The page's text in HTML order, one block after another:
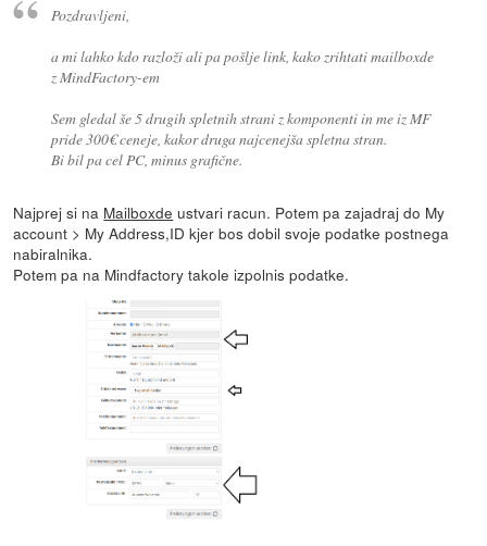
Pozdravljeni,
a mi lahko kdo razloži ali pa pošlje link, kako zrihtati mailboxde
z MindFactory-em
Sem gledal še 5 drugih spletnih strani z komponenti in me iz MF
pride 300€ ceneje, kakor druga najcenejša spletna stran.
Bi bil pa cel PC, minus grafične.
Najprej si na Mailboxde ustvari racun. Potem pa zajadraj do My
account > My Address,ID kjer bos dobil svoje podatke postnega
nabiralnika.
Potem pa na Mindfactory takole izpolnis podatke.